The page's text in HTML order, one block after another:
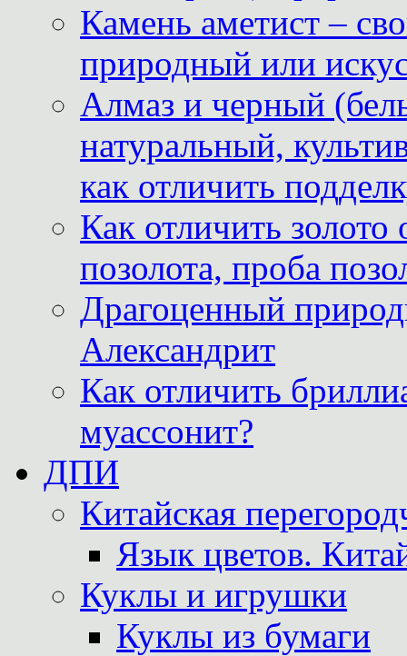
Камень аметист –
природный или
Алмаз и черный
натуральный,
как отличить
Как отличить
позолота, проба
Драгоценный
Александрит
Как отличить
муассонит?
ДПИ
Китайская
Язык цветов.
Куклы и игрушки
Куклы из бумаги